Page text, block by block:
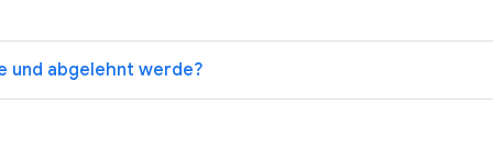
und abgelehnt werde?